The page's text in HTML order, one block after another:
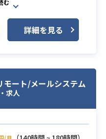
ローバルに展開する企
テム基盤(Azure)にお
365 の保守 / 運用を担
す。
の保守 / 運用経験が
詳細を見る
モート/メールシステム
求人